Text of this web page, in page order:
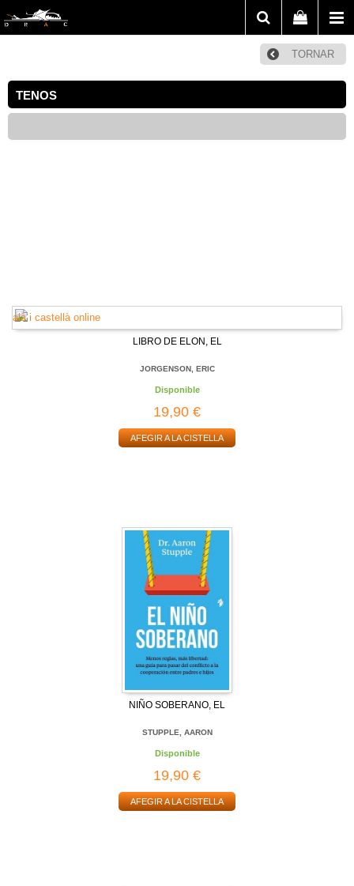
TORNAR
TENOS
LIBRO DE ELON, EL
JORGENSON, ERIC
Disponible
19,90 €
AFEGIR A LA CISTELLA
NIÑO SOBERANO, EL
STUPPLE, AARON
Disponible
19,90 €
AFEGIR A LA CISTELLA